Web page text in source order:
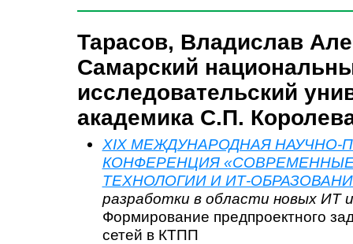
Тарасов, Владислав
Самарский
исследовательский
академика С.П.
XIX МЕЖДУНАРОДНАЯ НАУЧНО-
КОНФЕРЕНЦИЯ
ТЕХНОЛОГИИ И ИТ-
разработки в области новых ИТ
Формирование предпроектного
сетей в КТПП